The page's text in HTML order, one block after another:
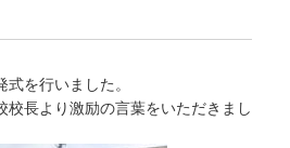
を行いました。
校長より激励の言葉をいただきまし